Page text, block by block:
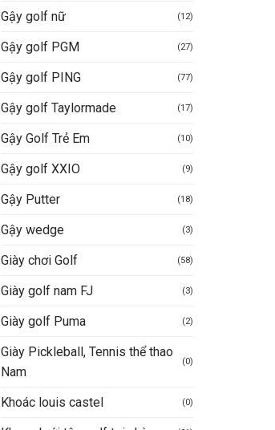
Gậy golf nữ (12)
Gậy golf PGM (27)
Gậy golf PING (77)
Gậy golf Taylormade (17)
Gậy Golf Trẻ Em (10)
Gậy golf XXIO (9)
Gậy Putter (18)
Gậy wedge (3)
Giày chơi Golf (58)
Giày golf nam FJ (3)
Giày golf Puma (2)
Giày Pickleball, Tennis thể thao
Nam
(0)
Khoác louis castel (0)